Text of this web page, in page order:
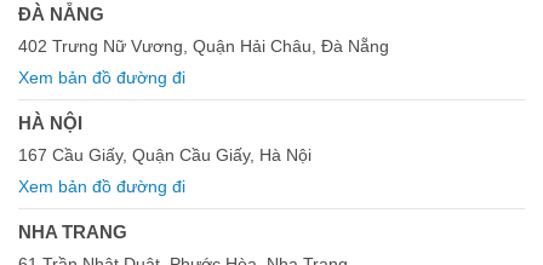
ĐÀ NẴNG
402 Trưng Nữ Vương, Quận Hải Châu, Đà Nẵng
Xem bản đồ đường đi
HÀ NỘI
167 Cầu Giấy, Quận Cầu Giấy, Hà Nội
Xem bản đồ đường đi
NHA TRANG